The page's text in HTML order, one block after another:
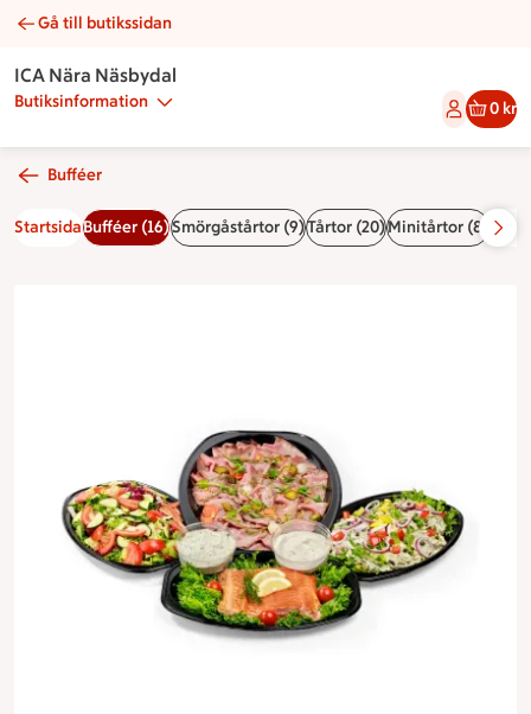
Buffé nr 2 | Catering ICA Nära Näsbydal
Gå till butikssidan
ICA Nära Näsbydal
Butiksinformation 0 kr
Bufféer
StartsidaBufféer (16)Smörgåstårtor (9)Tårtor (20)Minitårtor (8)